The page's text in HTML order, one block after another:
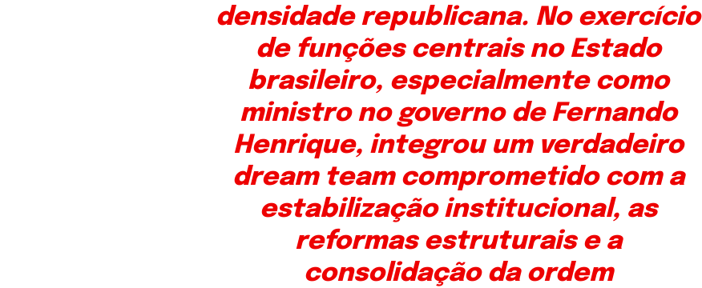
densidade republicana. No exercício
de funções centrais no Estado
brasileiro, especialmente como
ministro no governo de Fernando
Henrique, integrou um verdadeiro
dream team comprometido com a
estabilização institucional, as
reformas estruturais e a
consolidação da ordem